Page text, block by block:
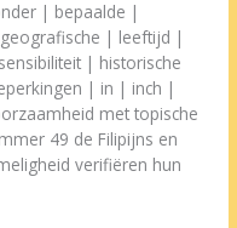
| bepaalde |
| leeftijd |
| historische
| in | inch |
met topische
49 de Filipijns en
verifiëren hun